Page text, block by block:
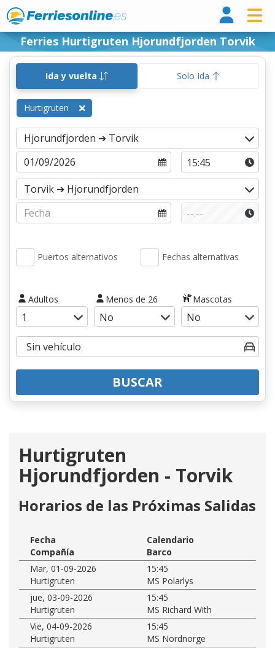
Ferries Hurtigruten Hjorundfjorden Torvik
Ida y vuelta Solo Ida
Hurtigruten
Puertos alternativos Fechas alternativas
Adultos Menos de 26 Mascotas
BUSCAR
Hurtigruten
Hjorundfjorden - Torvik
Horarios de las Próximas Salidas
Fecha
Calendario
Compañía
Barco
Mar, 01-09-2026
15:45
Hurtigruten
MS Polarlys
jue, 03-09-2026
15:45
Hurtigruten
MS Richard With
Vie, 04-09-2026
15:45
Hurtigruten
MS Nordnorge